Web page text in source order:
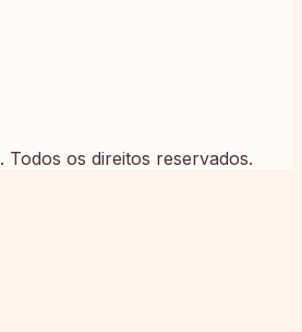
. Todos os direitos reservados.